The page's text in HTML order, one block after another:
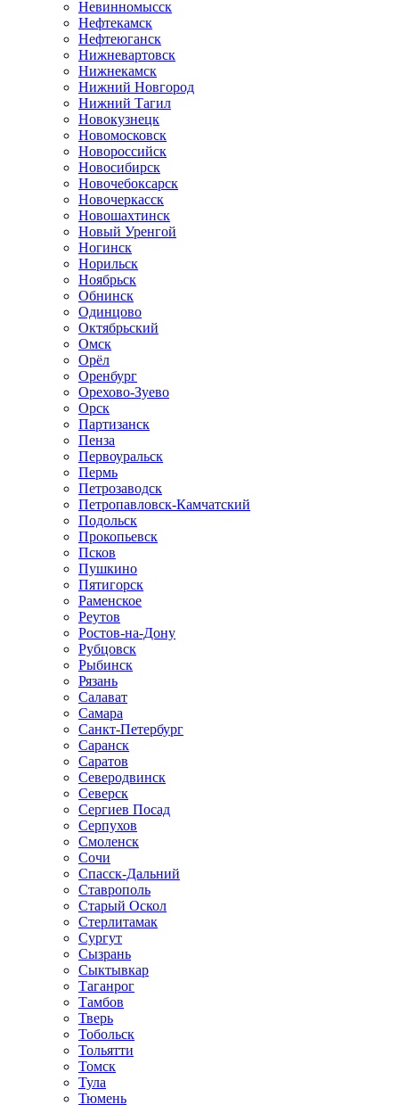
Невинномысск
Нефтекамск
Нефтеюганск
Нижневартовск
Нижнекамск
Нижний Новгород
Нижний Тагил
Новокузнецк
Новомосковск
Новороссийск
Новосибирск
Новочебоксарск
Новочеркасск
Новошахтинск
Новый Уренгой
Ногинск
Норильск
Ноябрьск
Обнинск
Одинцово
Октябрьский
Омск
Орёл
Оренбург
Орехово-Зуево
Орск
Партизанск
Пенза
Первоуральск
Пермь
Петрозаводск
Петропавловск-Камчатский
Подольск
Прокопьевск
Псков
Пушкино
Пятигорск
Раменское
Реутов
Ростов-на-Дону
Рубцовск
Рыбинск
Рязань
Салават
Самара
Санкт-Петербург
Саранск
Саратов
Северодвинск
Северск
Сергиев Посад
Серпухов
Смоленск
Сочи
Спасск-Дальний
Ставрополь
Старый Оскол
Стерлитамак
Сургут
Сызрань
Сыктывкар
Таганрог
Тамбов
Тверь
Тобольск
Тольятти
Томск
Тула
Тюмень